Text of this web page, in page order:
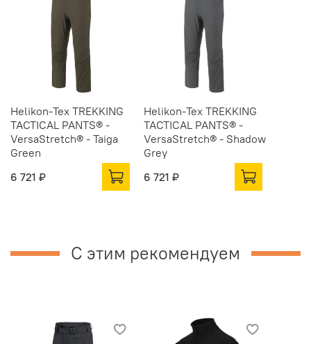
Helikon-Tex TREKKING
TACTICAL PANTS® -
VersaStretch® - Taiga
Green
6 721 ₽
Helikon-Tex TREKKING
TACTICAL PANTS® -
VersaStretch® - Shadow
Grey
6 721 ₽
С этим рекомендуем